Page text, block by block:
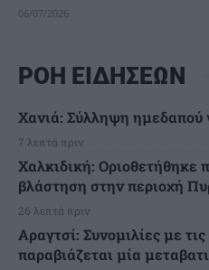
06/07/2026
ΡΟΗ ΕΙΔΗΣΕΩΝ
Χανιά: Σύλληψη ημεδαπού
7 λεπτά πριν
Χαλκιδική: Οριοθετήθηκε
βλάστηση στην περιοχή
26 λεπτά πριν
Αραγτσί: Συνομιλίες με
παραβιάζεται μία